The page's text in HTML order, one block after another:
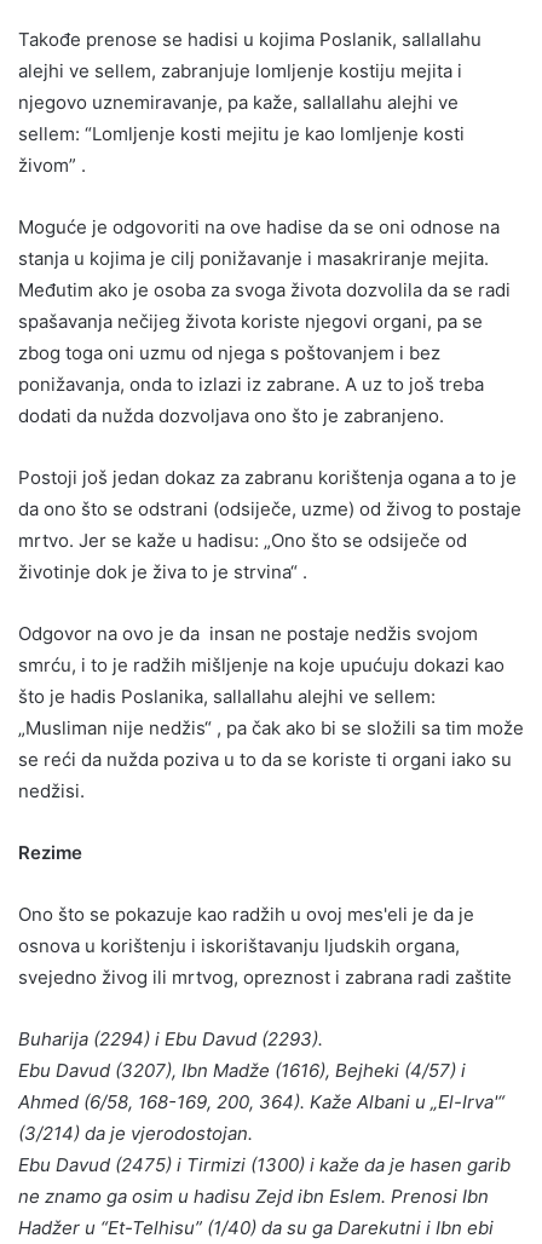
Takođe prenose se hadisi u kojima Poslanik, sallallahu
alejhi ve sellem, zabranjuje lomljenje kostiju mejita i
njegovo uznemiravanje, pa kaže, sallallahu alejhi ve
sellem: “Lomljenje kosti mejitu je kao lomljenje kosti
živom” .
Moguće je odgovoriti na ove hadise da se oni odnose na
stanja u kojima je cilj ponižavanje i masakriranje mejita.
Međutim ako je osoba za svoga života dozvolila da se radi
spašavanja nečijeg života koriste njegovi organi, pa se
zbog toga oni uzmu od njega s poštovanjem i bez
ponižavanja, onda to izlazi iz zabrane. A uz to još treba
dodati da nužda dozvoljava ono što je zabranjeno.
Postoji još jedan dokaz za zabranu korištenja ogana a to je
da ono što se odstrani (odsiječe, uzme) od živog to postaje
mrtvo. Jer se kaže u hadisu: „Ono što se odsiječe od
životinje dok je živa to je strvina“ .
Odgovor na ovo je da insan ne postaje nedžis svojom
smrću, i to je radžih mišljenje na koje upućuju dokazi kao
što je hadis Poslanika, sallallahu alejhi ve sellem:
„Musliman nije nedžis“ , pa čak ako bi se složili sa tim može
se reći da nužda poziva u to da se koriste ti organi iako su
nedžisi.
Rezime
Ono što se pokazuje kao radžih u ovoj mes'eli je da je
osnova u korištenju i iskorištavanju ljudskih organa,
svejedno živog ili mrtvog, opreznost i zabrana radi zaštite
Buharija (2294) i Ebu Davud (2293).
Ebu Davud (3207), Ibn Madže (1616), Bejheki (4/57) i
Ahmed (6/58, 168-169, 200, 364). Kaže Albani u „El-Irva'“
(3/214) da je vjerodostojan.
Ebu Davud (2475) i Tirmizi (1300) i kaže da je hasen garib
ne znamo ga osim u hadisu Zejd ibn Eslem. Prenosi Ibn
Hadžer u “Et-Telhisu” (1/40) da su ga Darekutni i Ibn ebi